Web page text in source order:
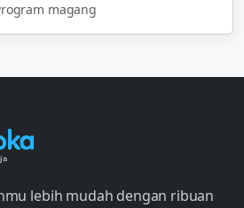
magang
lebih mudah dengan ribuan